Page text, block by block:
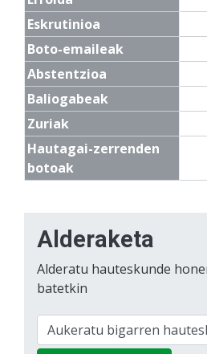
Eskrutinioa
Boto-emaileak
Abstentzioa
Baliogabeak
Zuriak
Hautagai-zerrenden
botoak
Alderaketa
Alderatu hauteskunde
batetkin